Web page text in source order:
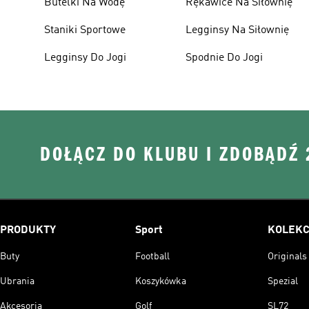
Butelki Na Wodę
Staniki Sportowe
Legginsy Do Jogi
Rękawice Na Siłownię
Legginsy Na Siłownię
Spodnie Do Jogi
DOŁĄCZ DO KLUBU I ZDOBĄDŹ
PRODUKTY
Buty
Ubrania
Akcesoria
Sport
Football
Koszykówka
Golf
Originals
Spezial
SL72